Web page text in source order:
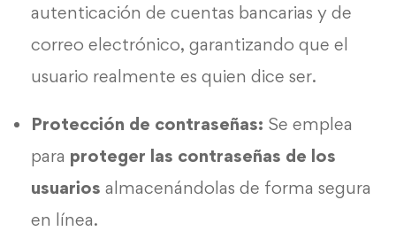
autenticación de cuentas bancarias y de
correo electrónico, garantizando que el
usuario realmente es quien dice ser.
Protección de contraseñas: Se emplea
para proteger las contraseñas de los
usuarios almacenándolas de forma segura
en línea.